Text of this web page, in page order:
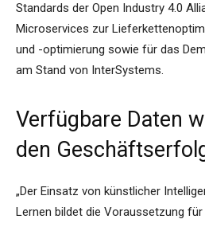
Standards der Open Industry 4.0
Microservices zur
und -optimierung sowie für das
am Stand von InterSystems.
Verfügbare Daten
den
„Der Einsatz von künstlicher
Lernen bildet die Voraussetzung